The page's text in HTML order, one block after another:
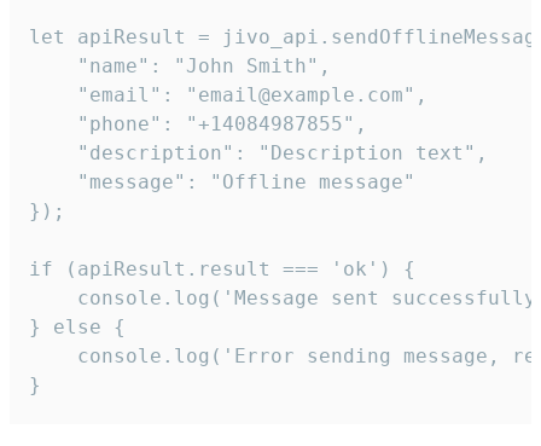
let apiResult =
    "name": "John Smith",
    "email": "email@example.com",
    "phone": "+14084987855",
    "description": "Description text",
    "message": "Offline message"
});
if (apiResult.result === 'ok') {
console.log('Message sent
} else {
console.log('Error sending message,
}